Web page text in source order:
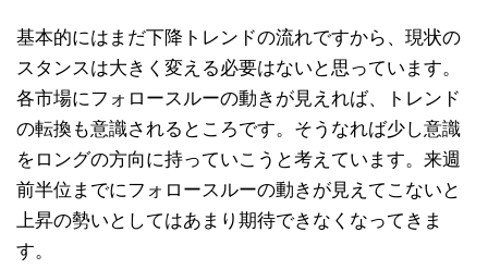
基本的にはまだ下降トレンドの流れですから、現状の
スタンスは大きく変える必要はないと思っています。
各市場にフォロースルーの動きが見えれば、トレンド
の転換も意識されるところです。そうなれば少し意識
をロングの方向に持っていこうと考えています。来週
前半位までにフォロースルーの動きが見えてこないと
上昇の勢いとしてはあまり期待できなくなってきま
す。